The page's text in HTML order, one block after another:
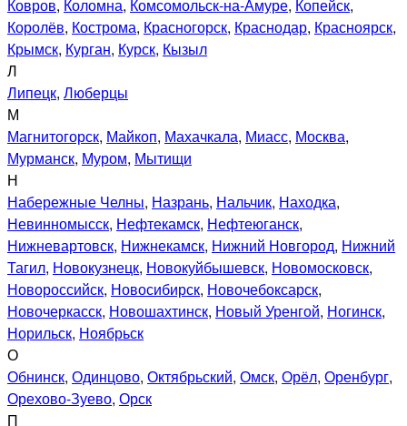
Ковров, Коломна, Комсомольск-на-Амуре, Копейск,
Королёв, Кострома, Красногорск, Краснодар, Красноярск,
Крымск, Курган, Курск, Кызыл
Л
Липецк, Люберцы
М
Магнитогорск, Майкоп, Махачкала, Миасс, Москва,
Мурманск, Муром, Мытищи
Н
Набережные Челны, Назрань, Нальчик, Находка,
Невинномысск, Нефтекамск, Нефтеюганск,
Нижневартовск, Нижнекамск, Нижний Новгород, Нижний
Тагил, Новокузнецк, Новокуйбышевск, Новомосковск,
Новороссийск, Новосибирск, Новочебоксарск,
Новочеркасск, Новошахтинск, Новый Уренгой, Ногинск,
Норильск, Ноябрьск
О
Обнинск, Одинцово, Октябрьский, Омск, Орёл, Оренбург,
Орехово-Зуево, Орск
П